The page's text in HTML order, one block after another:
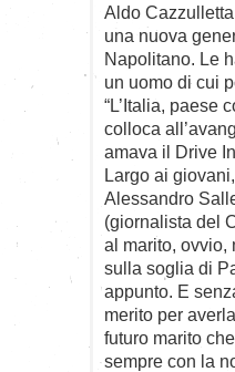
Aldo
una nuova
Napolitano. Le
un uomo di cui
“L’Italia, paese
colloca
amava il Drive
Largo ai
Alessandro
(giornalista del
al marito, ovvio,
sulla soglia di
appunto. E
merito per
futuro marito
sempre con la